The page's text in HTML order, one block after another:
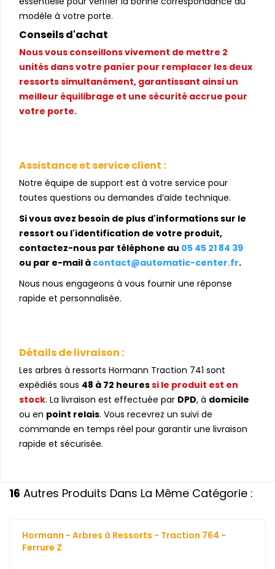
modèle à votre porte.
Conseils d'achat
Nous vous conseillons vivement de mettre 2
unités dans votre panier pour remplacer les deux
ressorts simultanément, garantissant ainsi un
meilleur équilibrage et une sécurité accrue pour
votre porte.
Assistance et service client :
Notre équipe de support est à votre service pour
toutes questions ou demandes d’aide technique.
Si vous avez besoin de plus d'informations sur le
ressort ou l'identification de votre produit,
contactez-nous par téléphone au 05 45 21 84 39
ou par e-mail à contact@automatic-center.fr.
Nous nous engageons à vous fournir une réponse
rapide et personnalisée.
Détails de livraison :
Les arbres à ressorts Hormann Traction 741 sont
expédiés sous 48 à 72 heuressi le produit est en
stock. La livraison est effectuée par DPD, à domicile
ou en point relais. Vous recevrez un suivi de
commande en temps réel pour garantir une livraison
rapide et sécurisée.
16 Autres Produits Dans La Même Catégorie :
Hormann - Arbres à Ressorts - Traction 764 -
Ferrure Z